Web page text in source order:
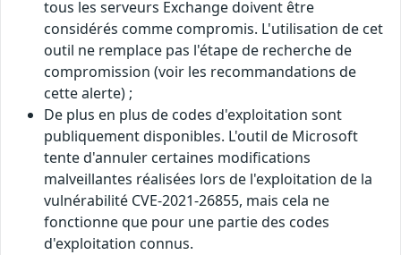
tous les serveurs Exchange doivent être
considérés comme compromis. L'utilisation de cet
outil ne remplace pas l'étape de recherche de
compromission (voir les recommandations de
cette alerte) ;
De plus en plus de codes d'exploitation sont
publiquement disponibles. L'outil de Microsoft
tente d'annuler certaines modifications
malveillantes réalisées lors de l'exploitation de la
vulnérabilité CVE-2021-26855, mais cela ne
fonctionne que pour une partie des codes
d'exploitation connus.